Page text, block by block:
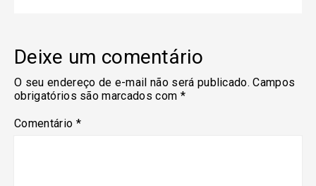
Deixe um comentário
O seu endereço de e-mail não será publicado. Campos
obrigatórios são marcados com *
Comentário *